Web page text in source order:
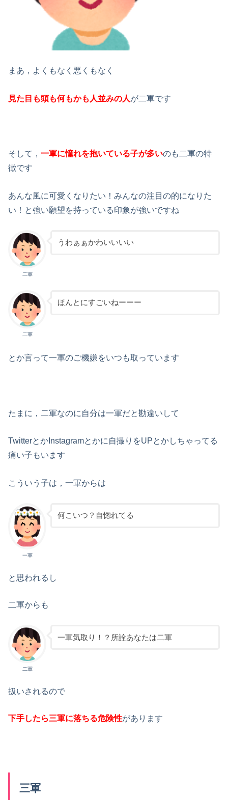
まあ，よくもなく悪くもなく
見た目も頭も何もかも人並みの人 が二軍です
そして，一軍に憧れを抱いている子が多いのも二軍の特
徴です
あんな風に可愛くなりたい！みんなの注目の的になりた
い！ と強い願望を持っている印象が強いですね
二軍
うわぁぁかわいいいい
二軍
ほんとにすごいねーーー
とか言って一軍のご機嫌をいつも取っています
たまに，二軍なのに自分は一軍だと勘違いして
TwitterとかInstagramとかに自撮りをUPとかしちゃってる
痛い子 もいます
こういう子は，一軍からは
一軍
何こいつ？自惚れてる
と思われるし
二軍からも
二軍
一軍気取り！？所詮あなたは二軍
扱いされるので
下手したら三軍に落ちる危険性があります
三軍